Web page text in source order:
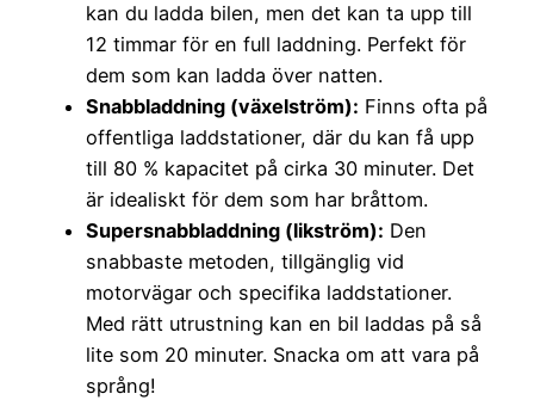
kan du ladda bilen, men det kan ta upp till
12 timmar för en full laddning. Perfekt för
dem som kan ladda över natten.
Snabbladdning (växelström): Finns ofta på
offentliga laddstationer, där du kan få upp
till 80 % kapacitet på cirka 30 minuter. Det
är idealiskt för dem som har bråttom.
Supersnabbladdning (likström): Den
snabbaste metoden, tillgänglig vid
motorvägar och specifika laddstationer.
Med rätt utrustning kan en bil laddas på så
lite som 20 minuter. Snacka om att vara på
språng!